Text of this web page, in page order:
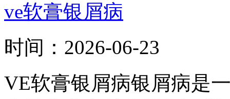
ve软膏银屑病
时间： 2026-06-23
VE软膏银屑病银屑病是